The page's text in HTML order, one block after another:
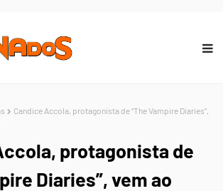
Candice Accola, protagonista de “The Vampire Diaries”,
protagonista de
Diaries”, vem ao